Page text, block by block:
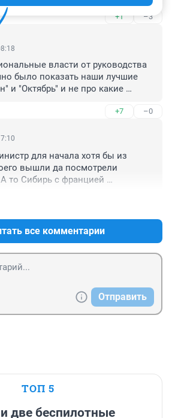
+1 –3
власти от руководства
было показать наши лучшие
и "Октябрь" и не про какие
+7 –0
для начала хотя бы из
вышли да посмотрели
то Сибирь с францией
все комментарии
Отправить
ТОП 5
две беспилотные